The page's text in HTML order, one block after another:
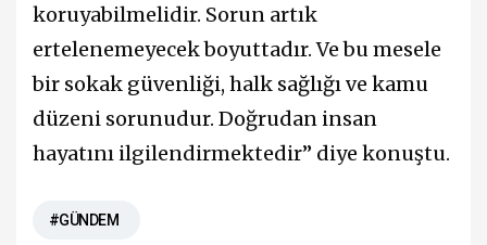
koruyabilmelidir. Sorun artık
ertelenemeyecek boyuttadır. Ve bu mesele
bir sokak güvenliği, halk sağlığı ve kamu
düzeni sorunudur. Doğrudan insan
hayatını ilgilendirmektedir” diye konuştu.
#GÜNDEM